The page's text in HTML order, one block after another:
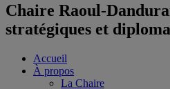
Chaire Raoul-
stratégiques et
Accueil
À propos
La Chaire